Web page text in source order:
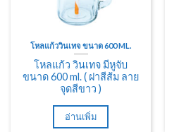
โหลแก้ววินเทจ ขนาด 600 ML.
โหลแก้ว วินเทจ มีหูจับ
ขนาด 600 ml. ( ฝาสีส้ม ลาย
จุดสีขาว )
อ่านเพิ่ม